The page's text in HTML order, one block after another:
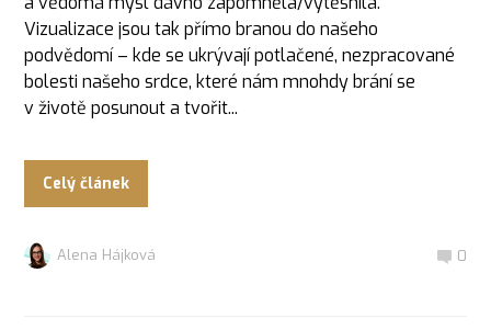
Vizualizace jsou tak přímo branou do našeho
podvědomí – kde se ukrývají potlačené, nezpracované
bolesti našeho srdce, které nám mnohdy brání se
v životě posunout a tvořit...
Celý článek
Alena Hájková 0